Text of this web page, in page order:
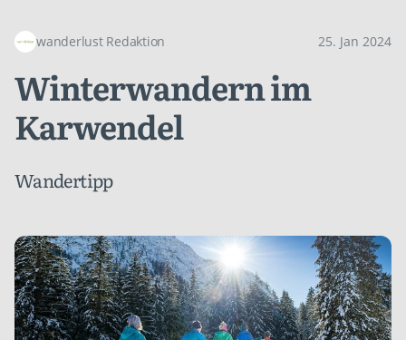
wanderlust Redaktion 25. Jan 2024
Winterwandern im
Karwendel
Wandertipp